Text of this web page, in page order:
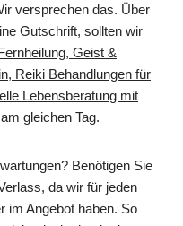
versprechen das. Über
Gutschrift, sollten wir
Geist &
Reiki Behandlungen für
Lebensberatung mit
gleichen Tag.
Benötigen Sie
da wir für jeden
im Angebot haben. So